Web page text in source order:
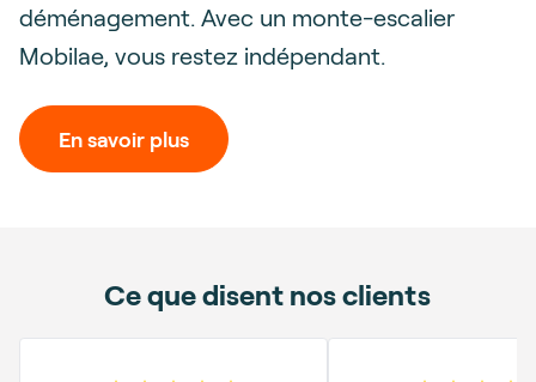
déménagement. Avec un monte-escalier
Mobilae, vous restez indépendant.
En savoir plus
Ce que disent nos clients